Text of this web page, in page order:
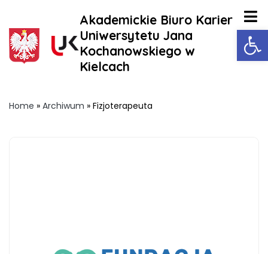
Akademickie Biuro Karier
Uniwersytetu Jana
Kochanowskiego w
Kielcach
Home » Archiwum » Fizjoterapeuta